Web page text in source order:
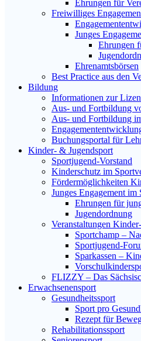
Ehrungen für
Freiwilliges
Junges
Ehrungen
Ehrenamtsbörsen
Best Practice aus den
Bildung
Informationen zur
Aus- und Fortbildung
Aus- und Fortbildung
Buchungsportal für
Kinder- & Jugendsport
Sportjugend-Vorstand
Kinderschutz im
Fördermöglichkeiten
Junges Engagement im
Ehrungen für
Jugendordnung
Veranstaltungen
Sportchamp –
Sportjugend-
Sparkassen –
FLIZZY – Das
Erwachsenensport
Gesundheitssport
Sport pro
Rezept für
Rehabilitationssport